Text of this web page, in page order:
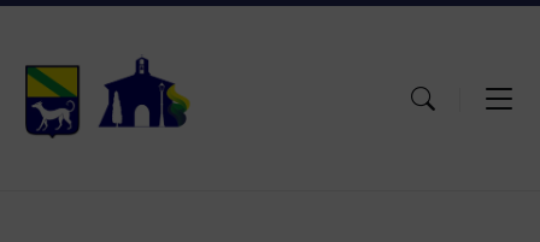
Aller
Passer
navigation
principale
Atteindre
page